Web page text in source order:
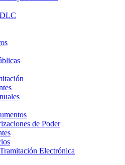
de Poder
Electrónica